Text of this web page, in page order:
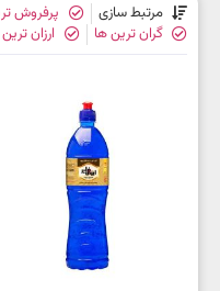
مرتبط سازی پرفروش
گران ترین ها
ارزان